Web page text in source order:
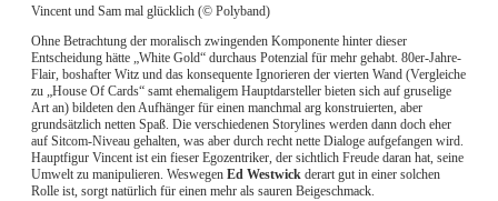
Vincent und Sam mal glücklich (© Polyband)
Ohne Betrachtung der moralisch zwingenden Komponente hinter dieser
Entscheidung hätte „White Gold“ durchaus Potenzial für mehr gehabt. 80er-Jahre-
Flair, boshafter Witz und das konsequente Ignorieren der vierten Wand (Vergleiche
zu „House Of Cards“ samt ehemaligem Hauptdarsteller bieten sich auf gruselige
Art an) bildeten den Aufhänger für einen manchmal arg konstruierten, aber
grundsätzlich netten Spaß. Die verschiedenen Storylines werden dann doch eher
auf Sitcom-Niveau gehalten, was aber durch recht nette Dialoge aufgefangen wird.
Hauptfigur Vincent ist ein fieser Egozentriker, der sichtlich Freude daran hat, seine
Umwelt zu manipulieren. Weswegen Ed Westwick derart gut in einer solchen
Rolle ist, sorgt natürlich für einen mehr als sauren Beigeschmack.